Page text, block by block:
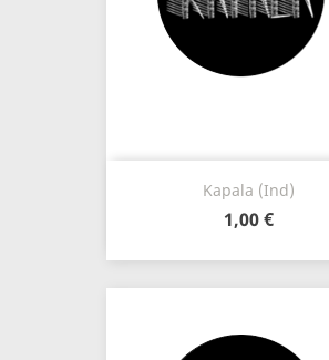
Kapala (Ind)
1,00 €